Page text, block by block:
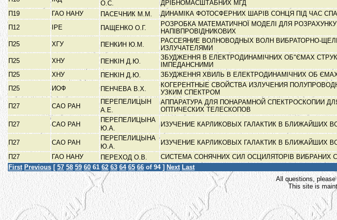
О.С.
ДРІБНОМАСШТАБНИХ МГД
П19
ГАО НАНУ ПАСЕЧНИК М.М. ДИНАМІКА ФОТОСФЕРНИХ ШАРІВ СОНЦЯ ПІД ЧАС
П12
ІРЕ ПАЩЕНКО О.Г.
РОЗРОБКА МАТЕМАТИЧНОЇ МОДЕЛІ ДЛЯ РОЗРАХУНКУ
НАПІВПРОВІДНИКОВИХ
П25 ХГУ ПЕНКИН Ю.М.
РАССЕЯНИЕ ВОЛНОВОДНЫХ ВОЛН ВИБРАТОРНО-
ИЗЛУЧАТЕЛЯМИ
П25 ХНУ ПЕНКІН Д.Ю.
ЗБУДЖЕННЯ В ЕЛЕКТРОДИНАМІЧНИХ ОБ"ЄМАХ
ІМПЕДАНСНИМИ
П25
ХНУ ПЕНКІН Д.Ю. ЗБУДЖЕННЯ ХВИЛЬ В ЕЛЕКТРОДИНАМІЧНИХ ОБ
П25
ИОФ ПЕНЧЕВА В.Х.
КОГЕРЕНТНЫЕ СВОЙСТВА ИЗЛУЧЕНИЯ
УЗКИМ СПЕКТРОМ
П27 САО РАН
ПЕРЕПЕЛИЦЫН
А.Е.
АППАРАТУРА ДЛЯ ПОНАРАМНОЙ СПЕКТРОСКОПИИ
ОПТИЧЕСКИХ ТЕЛЕСКОПОВ
П27 САО РАН
ПЕРЕПЕЛИЦЫНА
Ю.А.
ИЗУЧЕНИЕ КАРЛИКОВЫХ ГАЛАКТИК В БЛИЖАЙШИХ
П27 САО РАН
ПЕРЕПЕЛИЦЫНА
Ю.А.
ИЗУЧЕНИЕ КАРЛИКОВЫХ ГАЛАКТИК В БЛИЖАЙШИХ
П27
ГАО НАНУ ПЕРЕХОД О.В. СИСТЕМА СОНЯЧНИХ СИЛ ОСЦИЛЯТОРІВ ВИБРАНИХ
First Previous [ 57 58 59 60 61 62 63 64 65 66 of 94 ] Next Last
All questions,
This site is